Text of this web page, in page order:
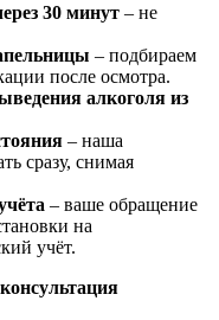
30 минут – не
– подбираем
после осмотра.
алкоголя из
– наша
сразу, снимая
– ваше обращение
на
учёт.